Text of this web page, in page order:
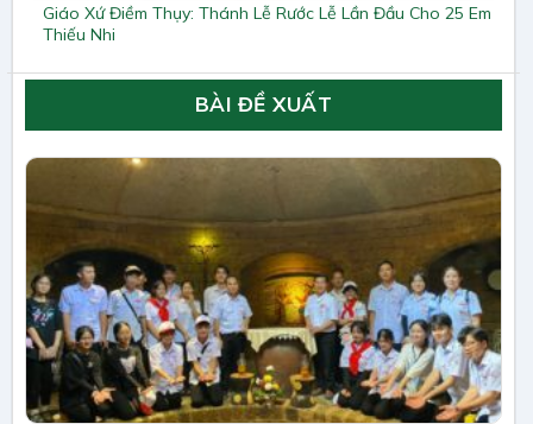
Giáo Xứ Điềm Thụy: Thánh Lễ Rước Lễ Lần Đầu Cho 25 Em
Thiếu Nhi
BÀI ĐỀ XUẤT